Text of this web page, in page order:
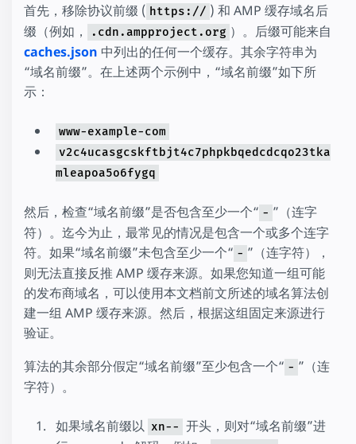
首先，移除协议前缀 ( https:// ) 和 AMP 缓存域名后
缀（例如，
.cdn.ampproject.org ）。后缀可能来自
caches.json 中列出的任何一个缓存。其余字符串为
“域名前缀”。在上述两个示例中，“域名前缀”如下所
示：
www-example-com
v2c4ucasgcskftbjt4c7phpkbqedcdcqo23tka
mleapoa5o6fygq
然后，检查“域名前缀”是否包含至少一个“ - ”（连字
符）。迄今为止，最常见的情况是包含一个或多个连字
符。如果“域名前缀”未包含至少一个“ - ”（连字符），
则无法直接反推 AMP 缓存来源。如果您知道一组可能
的发布商域名，可以使用本文档前文所述的域名算法创
建一组 AMP 缓存来源。然后，根据这组固定来源进行
验证。
算法的其余部分假定“域名前缀”至少包含一个“ - ”（连
字符）。
如果域名前缀以 xn-- 开头，则对“域名前缀”进